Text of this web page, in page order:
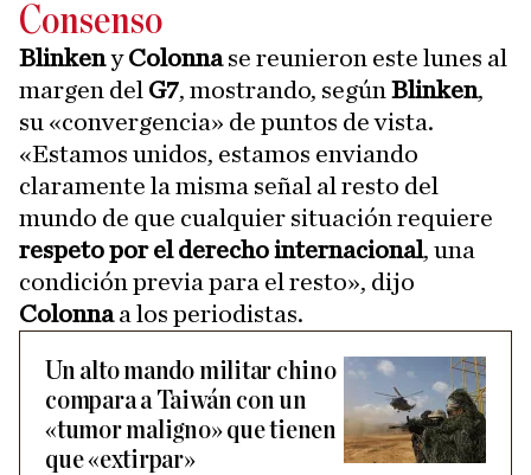
Consenso
BlinkenyColonnase reunieron este lunes al
margen del G7, mostrando, según Blinken,
su «convergencia» de puntos de vista.
«Estamos unidos, estamos enviando
claramente la misma señal al resto del
mundo de que cualquier situación requiere
respeto por el derecho internacional, una
condición previa para el resto», dijo
Colonnaa los periodistas.
Un alto mando militar chino
compara a Taiwán con un
«tumor maligno» que tienen
que «extirpar»